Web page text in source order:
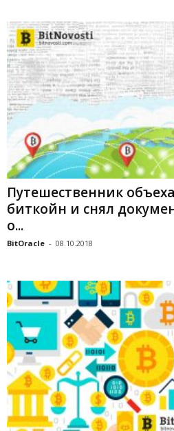
Путешественник
биткойн и снял
о...
BitOracle - 08.10.2018